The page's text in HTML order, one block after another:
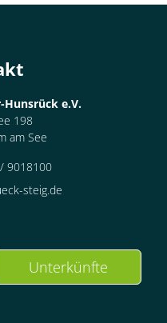
Hunsrück e.V.
198
am See
9018100
steig.de
Unterkünfte